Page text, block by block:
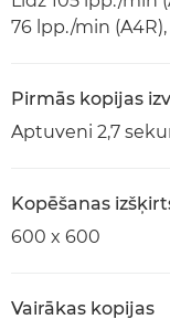
76 lpp./min
Pirmās kopijas
Aptuveni 2,7
Kopēšanas
600 x 600
Vairākas kopijas